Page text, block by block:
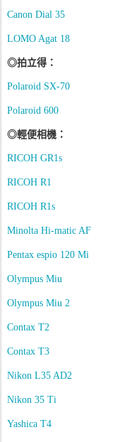
Canon Dial 35
LOMO Agat 18
◎拍立得 ：
Polaroid SX-70
Polaroid 600
◎輕便相機 ：
RICOH GR1s
RICOH R1
RICOH R1s
Minolta Hi-matic AF
Pentax espio 120 Mi
Olympus Miu
Olympus Miu 2
Contax T2
Contax T3
Nikon L35 AD2
Nikon 35 Ti
Yashica T4